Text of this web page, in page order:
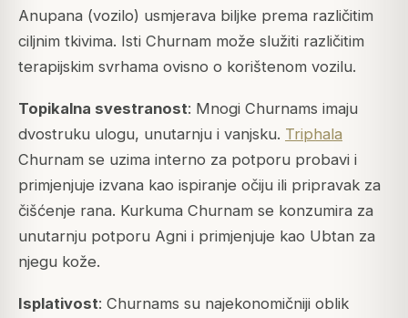
Anupana (vozilo) usmjerava biljke prema različitim
ciljnim tkivima. Isti Churnam može služiti različitim
terapijskim svrhama ovisno o korištenom vozilu.
Topikalna svestranost: Mnogi Churnams imaju
dvostruku ulogu, unutarnju i vanjsku. Triphala
Churnam se uzima interno za potporu probavi i
primjenjuje izvana kao ispiranje očiju ili pripravak za
čišćenje rana. Kurkuma Churnam se konzumira za
unutarnju potporu Agni i primjenjuje kao Ubtan za
njegu kože.
Isplativost: Churnams su najekonomičniji oblik